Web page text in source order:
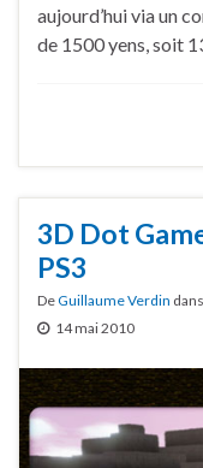
aujourd’hui via un
de 1500 yens, soit
3D Dot
PS3
DeGuillaume Verdin
14 mai 2010